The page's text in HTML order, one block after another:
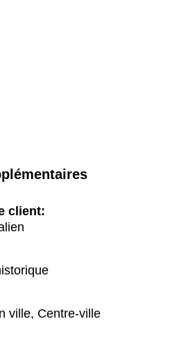
client:
ville, Centre-ville